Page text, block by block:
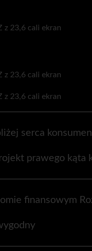
serca
prawego kąta
finansowym